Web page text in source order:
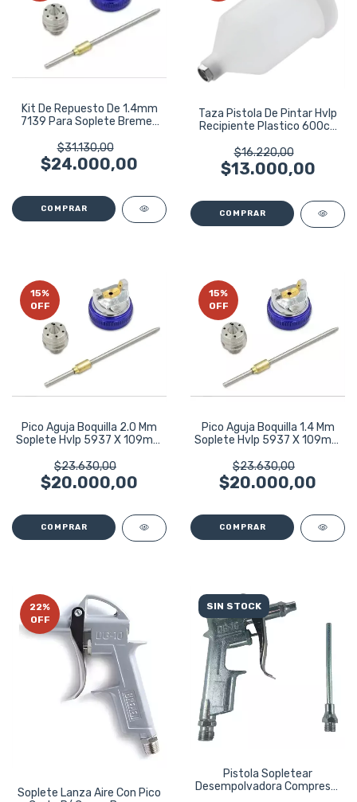
Kit De Repuesto De 1.4mm
7139 Para Soplete Bremen
$31.130,00
$24.000,00
Taza Pistola De Pintar Hvlp
Recipiente Plastico 600cc
$16.220,00
$13.000,00
15%
OFF
Pico Aguja Boquilla 2.0 Mm
Soplete Hvlp 5937 X 109mm
$23.630,00
$20.000,00
15%
OFF
Pico Aguja Boquilla 1.4 Mm
Soplete Hvlp 5937 X 109mm
$23.630,00
$20.000,00
22%
OFF
Soplete Lanza Aire Con Pico
SIN STOCK
Pistola Sopletear
Desempolvadora Compresor